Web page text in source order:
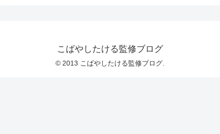
こばやしたける監修ブログ
© 2013 こばやしたける監修ブログ.